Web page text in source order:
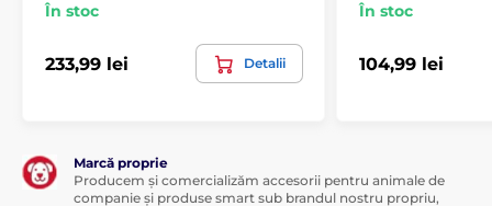
În stoc
233,99 lei Detalii
În stoc
104,99 lei
Marcă proprie
Producem și comercializăm accesorii pentru animale de
companie și produse smart sub brandul nostru propriu,